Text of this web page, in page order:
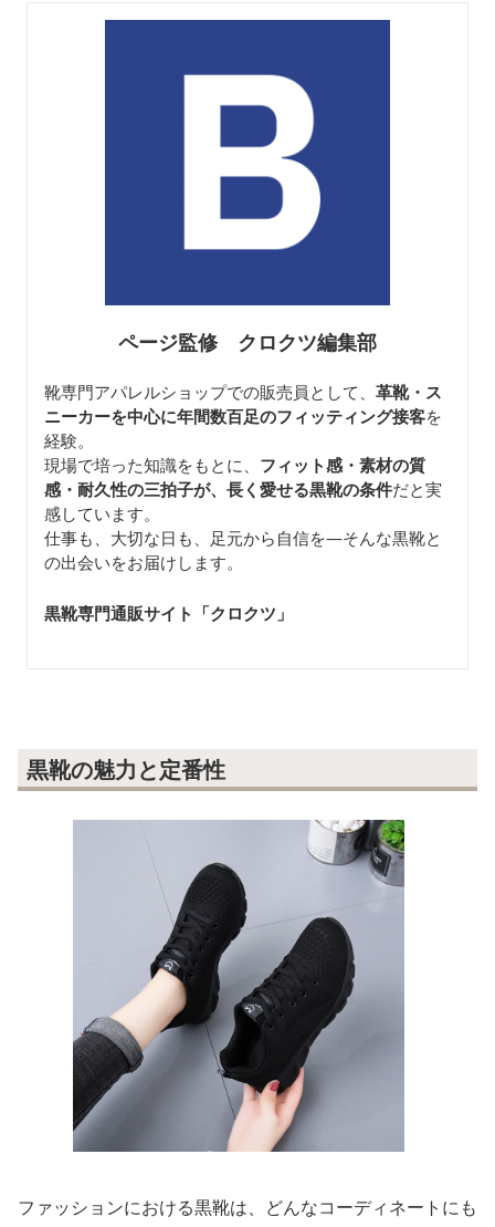
ページ監修 クロクツ編集部
靴専門アパレルショップでの販売員として、 革靴・ス
ニーカーを中心に年間数百足のフィッティング接客を
経験。
現場で培った知識をもとに、 フィット感・素材の質
感・耐久性の三拍子が、長く愛せる黒靴の条件だと実
感しています。
仕事も、大切な日も、足元から自信を—そんな黒靴と
の出会いをお届けします。
黒靴専門通販サイト「クロクツ 」
黒靴の魅力と定番性
ファッションにおける黒靴は、どんなコーディネートにも